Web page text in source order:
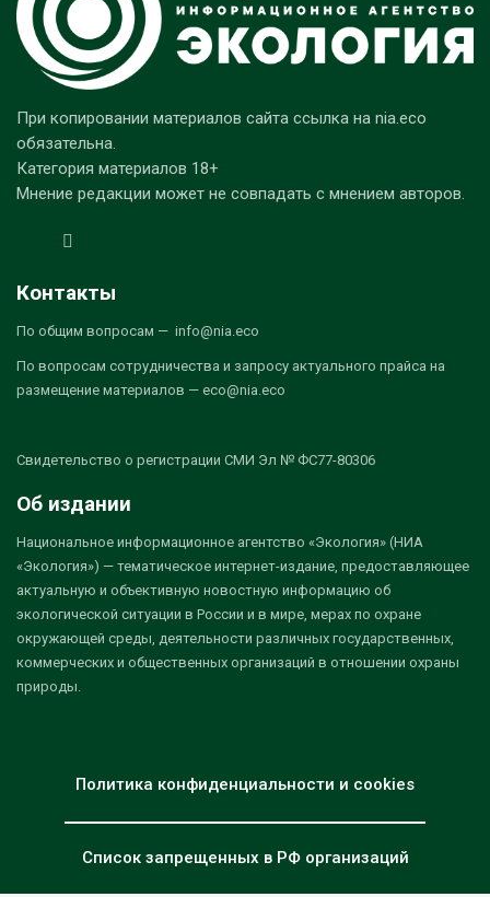
При копировании материалов сайта ссылка на nia.eco
обязательна.
Категория материалов 18+
Мнение редакции может не совпадать с мнением авторов.
Контакты
По общим вопросам — info@nia.eco
По вопросам сотрудничества и запросу актуального прайса на
размещение материалов — eco@nia.eco
Свидетельство о регистрации СМИ Эл № ФС77-80306
Об издании
Национальное информационное агентство «Экология» (НИА
«Экология») — тематическое интернет-издание, предоставляющее
актуальную и объективную новостную информацию об
экологической ситуации в России и в мире, мерах по охране
окружающей среды, деятельности различных государственных,
коммерческих и общественных организаций в отношении охраны
природы.
Политика конфиденциальности и cookies
Список запрещенных в РФ организаций